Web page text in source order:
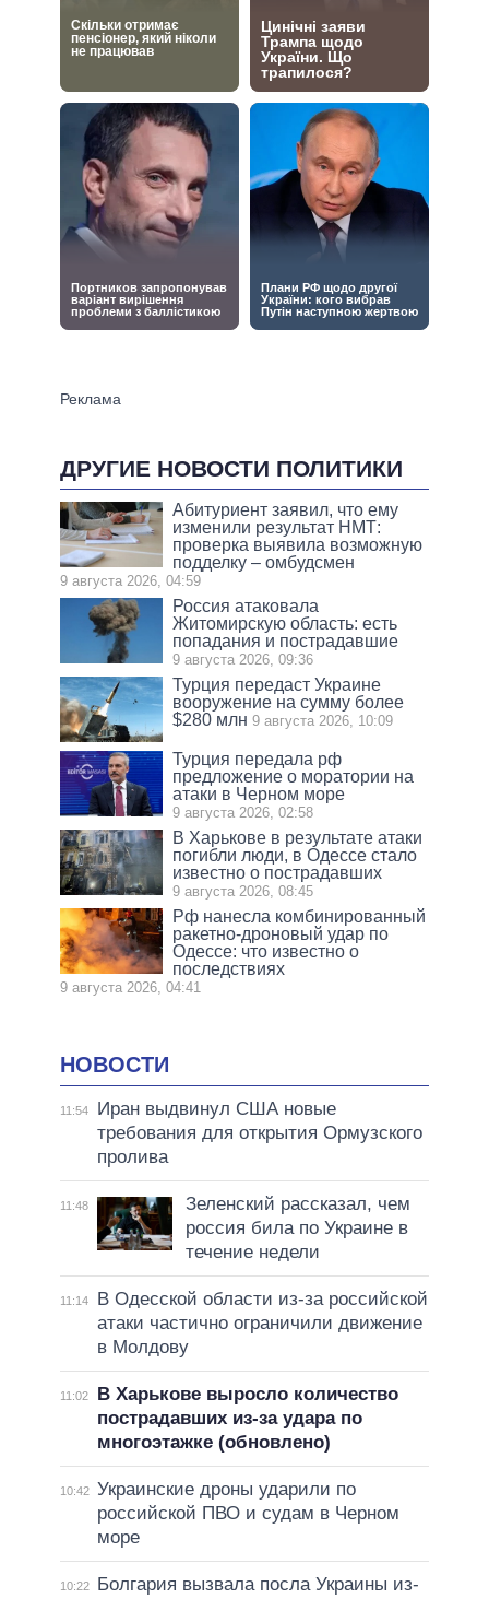
ДРУГИЕ НОВОСТИ ПОЛИТИКИ
Абитуриент заявил, что ему
изменили результат НМТ:
проверка выявила возможную
подделку – омбудсмен
9 августа 2026, 04:59
Россия атаковала
Житомирскую область: есть
попадания и пострадавшие
9 августа 2026, 09:36
Турция передаст Украине
вооружение на сумму более
$280 млн 9 августа 2026, 10:09
Турция передала рф
предложение о моратории на
атаки в Черном море
9 августа 2026, 02:58
В Харькове в результате атаки
погибли люди, в Одессе стало
известно о пострадавших
9 августа 2026, 08:45
Рф нанесла комбинированный
ракетно-дроновый удар по
Одессе: что известно о
последствиях
9 августа 2026, 04:41
НОВОСТИ
11:54
Иран выдвинул США новые
требования для открытия Ормузского
пролива
11:48
Зеленский рассказал, чем
россия била по Украине в
течение недели
11:14
В Одесской области из-за российской
атаки частично ограничили движение
в Молдову
11:02
В Харькове выросло количество
пострадавших из-за удара по
многоэтажке (обновлено)
10:42 Украинские дроны ударили по
российской ПВО и судам в Черном
море
10:22
Болгария вызвала посла Украины из-